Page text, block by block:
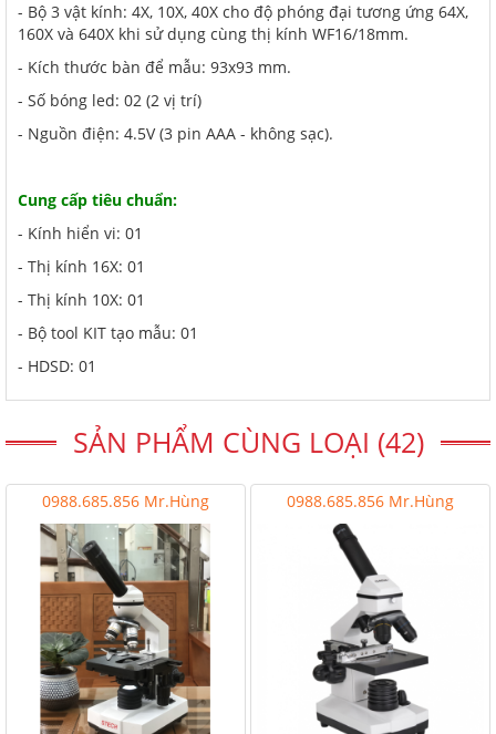
- Bộ 3 vật kính: 4X, 10X, 40X cho độ phóng đại tương ứng 64X,
160X và 640X khi sử dụng cùng thị kính WF16/18mm.
- Kích thước bàn để mẫu: 93x93 mm.
- Số bóng led: 02 (2 vị trí)
- Nguồn điện: 4.5V (3 pin AAA - không sạc).
Cung cấp tiêu chuẩn:
- Kính hiển vi: 01
- Thị kính 16X: 01
- Thị kính 10X: 01
- Bộ tool KIT tạo mẫu: 01
- HDSD: 01
SẢN PHẨM CÙNG LOẠI (42)
0988.685.856 Mr.Hùng 0988.685.856 Mr.Hùng